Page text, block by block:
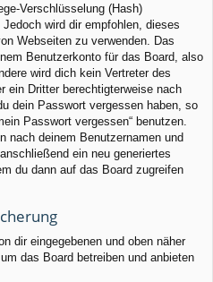
Verschlüsselung (Hash)
wird dir empfohlen, dieses
Webseiten zu verwenden. Das
Benutzerkonto für das Board, also
wird dich kein Vertreter des
ein Dritter berechtigterweise nach
dein Passwort vergessen haben, so
Passwort vergessen“ benutzen.
nach deinem Benutzernamen und
ein neu generiertes
du dann auf das Board zugreifen
dir eingegebenen und oben näher
das Board betreiben und anbieten